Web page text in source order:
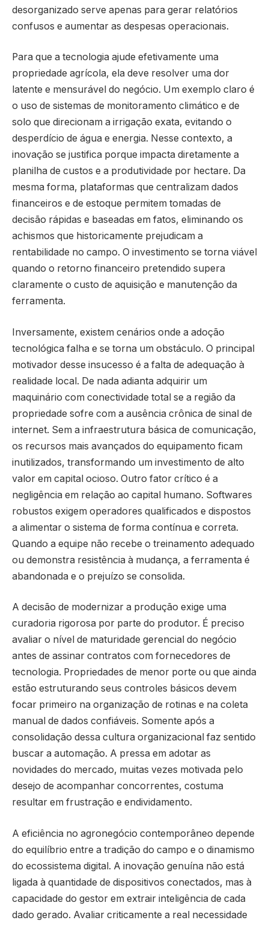
desorganizado serve apenas para gerar relatórios
confusos e aumentar as despesas operacionais.
Para que a tecnologia ajude efetivamente uma
propriedade agrícola, ela deve resolver uma dor
latente e mensurável do negócio. Um exemplo claro é
o uso de sistemas de monitoramento climático e de
solo que direcionam a irrigação exata, evitando o
desperdício de água e energia. Nesse contexto, a
inovação se justifica porque impacta diretamente a
planilha de custos e a produtividade por hectare. Da
mesma forma, plataformas que centralizam dados
financeiros e de estoque permitem tomadas de
decisão rápidas e baseadas em fatos, eliminando os
achismos que historicamente prejudicam a
rentabilidade no campo. O investimento se torna viável
quando o retorno financeiro pretendido supera
claramente o custo de aquisição e manutenção da
ferramenta.
Inversamente, existem cenários onde a adoção
tecnológica falha e se torna um obstáculo. O principal
motivador desse insucesso é a falta de adequação à
realidade local. De nada adianta adquirir um
maquinário com conectividade total se a região da
propriedade sofre com a ausência crônica de sinal de
internet. Sem a infraestrutura básica de comunicação,
os recursos mais avançados do equipamento ficam
inutilizados, transformando um investimento de alto
valor em capital ocioso. Outro fator crítico é a
negligência em relação ao capital humano. Softwares
robustos exigem operadores qualificados e dispostos
a alimentar o sistema de forma contínua e correta.
Quando a equipe não recebe o treinamento adequado
ou demonstra resistência à mudança, a ferramenta é
abandonada e o prejuízo se consolida.
A decisão de modernizar a produção exige uma
curadoria rigorosa por parte do produtor. É preciso
avaliar o nível de maturidade gerencial do negócio
antes de assinar contratos com fornecedores de
tecnologia. Propriedades de menor porte ou que ainda
estão estruturando seus controles básicos devem
focar primeiro na organização de rotinas e na coleta
manual de dados confiáveis. Somente após a
consolidação dessa cultura organizacional faz sentido
buscar a automação. A pressa em adotar as
novidades do mercado, muitas vezes motivada pelo
desejo de acompanhar concorrentes, costuma
resultar em frustração e endividamento.
A eficiência no agronegócio contemporâneo depende
do equilíbrio entre a tradição do campo e o dinamismo
do ecossistema digital. A inovação genuína não está
ligada à quantidade de dispositivos conectados, mas à
capacidade do gestor em extrair inteligência de cada
dado gerado. Avaliar criticamente a real necessidade